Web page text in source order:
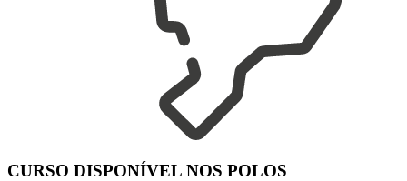
CURSO DISPONÍVEL NOS POLOS